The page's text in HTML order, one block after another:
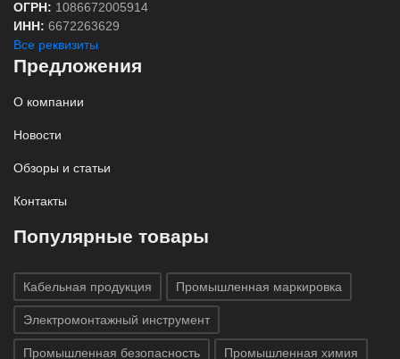
ОГРН: 1086672005914
ИНН: 6672263629
Все реквизиты
Предложения
О компании
Новости
Обзоры и статьи
Контакты
Популярные товары
Кабельная продукция Промышленная маркировка
Электромонтажный инструмент
Промышленная безопасность Промышленная химия